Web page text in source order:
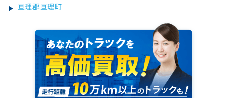
亘理郡亘理町